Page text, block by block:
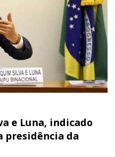
e Luna, indicado
presidência da